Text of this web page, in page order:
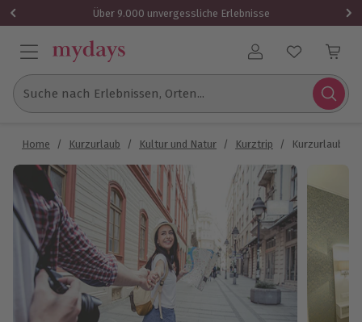
Über 9.000 unvergessliche Erlebnisse
Benutzerkonto
Suche nach Erlebnissen, Orten...
Home / Kurzurlaub / Kultur und Natur / Kurztrip / Kurzurlaub